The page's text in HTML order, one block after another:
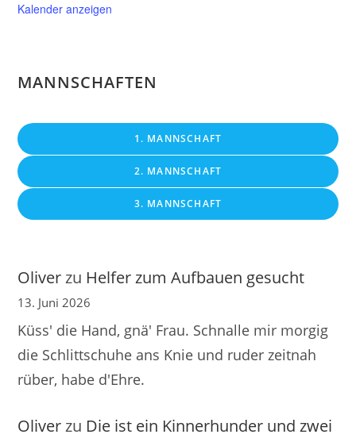
Kalender anzeigen
MANNSCHAFTEN
1. MANNSCHAFT
2. MANNSCHAFT
3. MANNSCHAFT
Oliverzu Helfer zum Aufbauen gesucht
13. Juni 2026
Küss' die Hand, gnä' Frau. Schnalle mir morgig
die Schlittschuhe ans Knie und ruder zeitnah
rüber, habe d'Ehre.
Oliverzu Die ist ein Kinnerhunder und zwei